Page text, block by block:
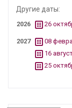
Другие даты:
2026 26
2027
08
16
25